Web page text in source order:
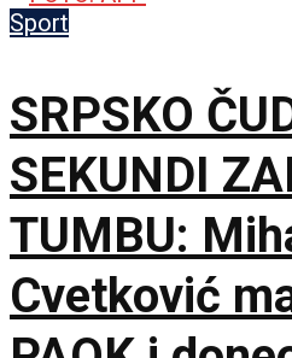
sezoni!
Sport
SRPSKO
SEKUNDI
TUMBU:
Cvetković